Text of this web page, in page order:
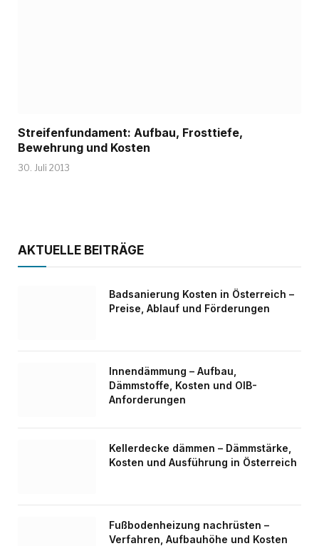
Streifenfundament: Aufbau, Frosttiefe,
Bewehrung und Kosten
30. Juli 2013
AKTUELLE BEITRÄGE
Badsanierung Kosten in Österreich –
Preise, Ablauf und Förderungen
Innendämmung – Aufbau,
Dämmstoffe, Kosten und OIB-
Anforderungen
Kellerdecke dämmen – Dämmstärke,
Kosten und Ausführung in Österreich
Fußbodenheizung nachrüsten –
Verfahren, Aufbauhöhe und Kosten